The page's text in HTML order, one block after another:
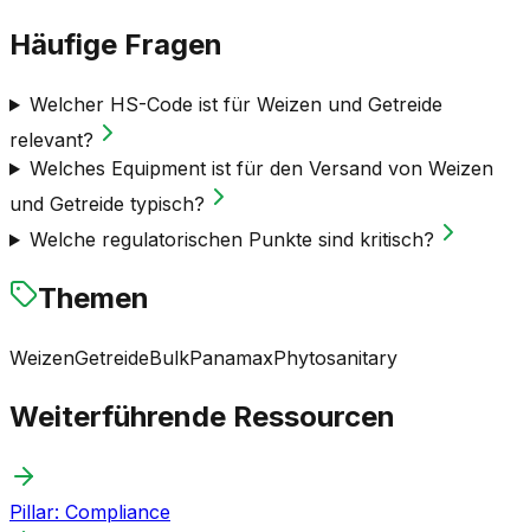
Häufige Fragen
Welcher HS-Code ist für Weizen und Getreide
relevant?
Welches Equipment ist für den Versand von Weizen
und Getreide typisch?
Welche regulatorischen Punkte sind kritisch?
Themen
WeizenGetreideBulkPanamaxPhytosanitary
Weiterführende Ressourcen
Pillar: Compliance